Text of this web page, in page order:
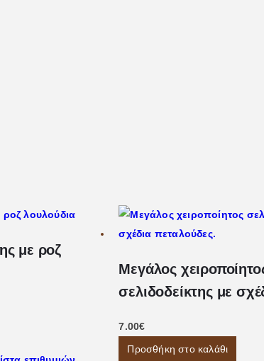
με ροζ
Μεγάλος
σελιδοδείκτης με
7.00€
Προσθήκη στο καλάθι